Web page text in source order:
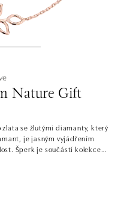
Nature Gift
se žlutými diamanty, který
je jasným vyjádřením
Šperk je součástí kolekce
paprsků a pozitivní